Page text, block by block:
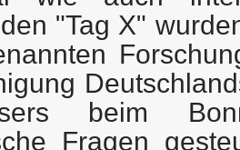
"Tag X"
beim
Fragen